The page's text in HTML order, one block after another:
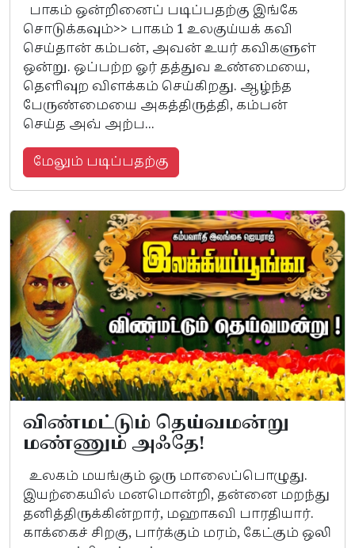
பாகம் ஒன்றினைப் படிப்பதற்கு இங்கே
சொடுக்கவும்>> பாகம் 1 உலகுய்யக் கவி
செய்தான் கம்பன், அவன் உயர் கவிகளுள்
ஒன்று. ஒப்பற்ற ஓர் தத்துவ உண்மையை,
தெளிவுற விளக்கம் செய்கிறது. ஆழ்ந்த
பேருண்மையை அகத்திருத்தி, கம்பன்
செய்த அவ் அற்ப...
மேலும் படிப்பதற்கு
விண்மட்டும் தெய்வமன்று
மண்ணும் அஃதே!
உலகம் மயங்கும் ஒரு மாலைப்பொழுது.
இயற்கையில் மனமொன்றி, தன்னை மறந்து
தனித்திருக்கின்றார், மஹாகவி பாரதியார்.
காக்கைச் சிறகு, பார்க்கும் மரம், கேட்கும் ஒலி